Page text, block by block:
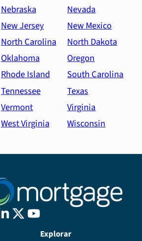
Nebraska
Nevada
New Jersey
New Mexico
North Carolina
North Dakota
Oklahoma
Oregon
Rhode Island
South Carolina
Tennessee
Texas
Vermont
Virginia
West Virginia
Wisconsin
Explorar